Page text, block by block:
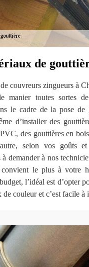
de
couvreurs zingueurs à
manier toutes sortes
le cadre de la pose de
d’installer des
des gouttières en
selon vos goûts et
à demander à nos
le plus à votre
l’idéal est d’opter
couleur et c’est facile à